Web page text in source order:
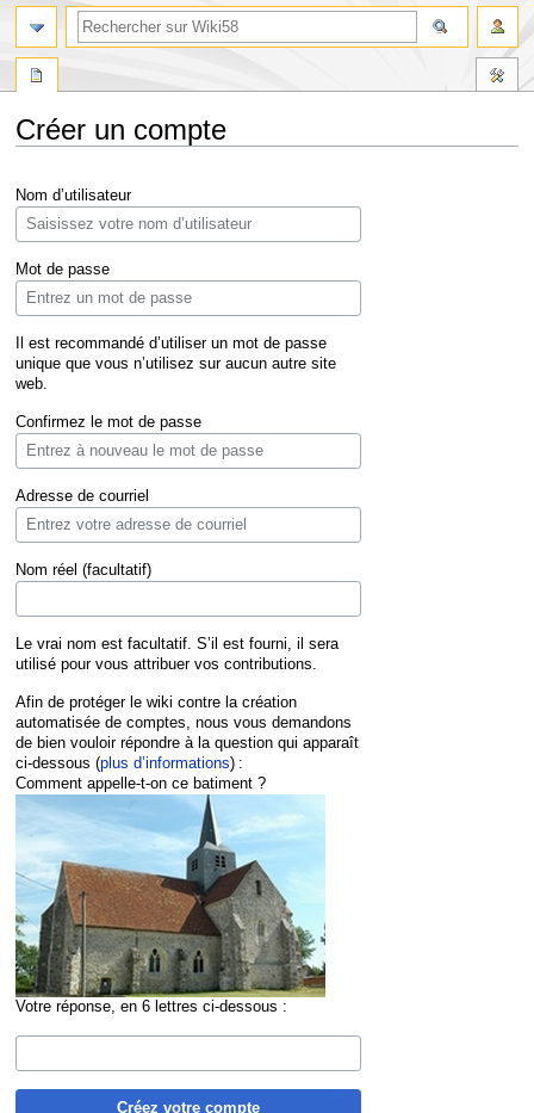
Créer un compte
à
navigation
à
recherche
Nom d’utilisateur
Mot de passe
Il est recommandé d’utiliser un mot de passe
unique que vous n’utilisez sur aucun autre site
web.
Confirmez le mot de passe
Adresse de courriel
Nom réel (facultatif)
Le vrai nom est facultatif. S’il est fourni, il sera
utilisé pour vous attribuer vos contributions.
Afin de protéger le wiki contre la création
automatisée de comptes, nous vous demandons
de bien vouloir répondre à la question qui apparaît
ci-dessous (plus d’informations) :
Comment appelle-t-on ce batiment ?
Votre réponse, en 6 lettres ci-dessous :
Créez votre compte